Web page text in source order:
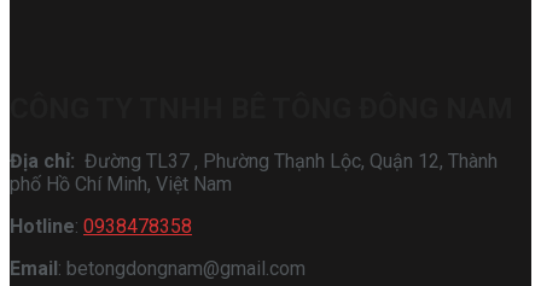
Địa chỉ: Đường TL37 , Phường Thạnh Lộc, Quận 12, Thành
phố Hồ Chí Minh, Việt Nam
Hotline: 0938478358
Email: betongdongnam@gmail.com